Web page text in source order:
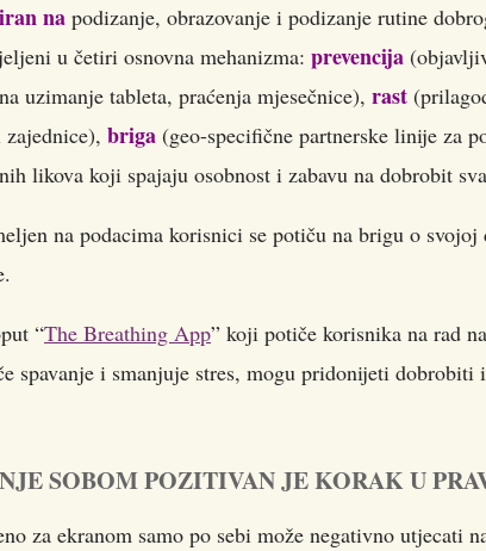
na podizanje, obrazovanje i podizanje rutine
u četiri osnovna mehanizma: prevencija
uzimanje tableta, praćenja mjesečnice), rast
briga (geo-specifične partnerske linije za
likova koji spajaju osobnost i zabavu na dobrobit
na podacima korisnici se potiču na brigu o
“The Breathing App” koji potiče korisnika na rad
spavanje i smanjuje stres, mogu pridonijeti
SOBOM POZITIVAN JE KORAK U
za ekranom samo po sebi može negativno utjecati